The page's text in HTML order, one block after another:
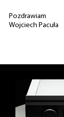
Pozdrawiam
Wojciech Pacuła